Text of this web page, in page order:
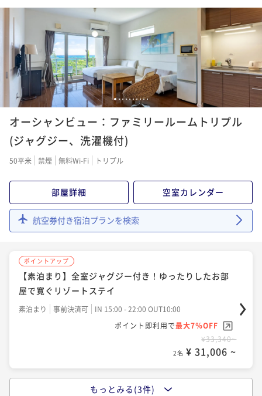
沢に堪能するリゾートステイ
事前決済可
IN 15:00 - 22:00 OUT10:00
ポイント即利用で
最大7％OFF
¥29,740~
¥ 27,658 ~
ポイントアップ
2連泊以上限定5％OFFでお得に滞在 ＜素泊りプラン
＞
素泊まり 事前決済可
¥59,440~
2名 ¥ 55,279 ~
＞
素泊まり 事前決済可
IN 15:00 - 22:00 OUT10:00
2名 ¥ 130,776 ~
12345678910
オーシャンビュー：ファミリールームトリプル
(ジャグジー、洗濯機付)
50平米 禁煙 無料Wi-Fi トリプル
部屋詳細 空室カレンダー
航空券付き宿泊プランを検索
ポイントアップ
【素泊まり】全室ジャグジー付き！ゆったりしたお部
屋で寛ぐリゾートステイ
素泊まり 事前決済可
IN 15:00 - 22:00 OUT10:00
ポイント即利用で最大7％OFF
¥33,340~
2名 ¥ 31,006 ~
もっとみる(3件)